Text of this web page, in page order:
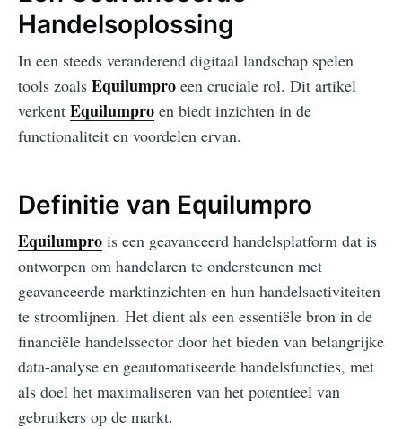
Handelsoplossing
In een steeds veranderend digitaal landschap spelen
tools zoals Equilumpro een cruciale rol. Dit artikel
verkent Equilumpro en biedt inzichten in de
functionaliteit en voordelen ervan.
Definitie van Equilumpro
Equilumpro is een geavanceerd handelsplatform dat is
ontworpen om handelaren te ondersteunen met
geavanceerde marktinzichten en hun handelsactiviteiten
te stroomlijnen. Het dient als een essentiële bron in de
financiële handelssector door het bieden van belangrijke
data-analyse en geautomatiseerde handelsfuncties, met
als doel het maximaliseren van het potentieel van
gebruikers op de markt.